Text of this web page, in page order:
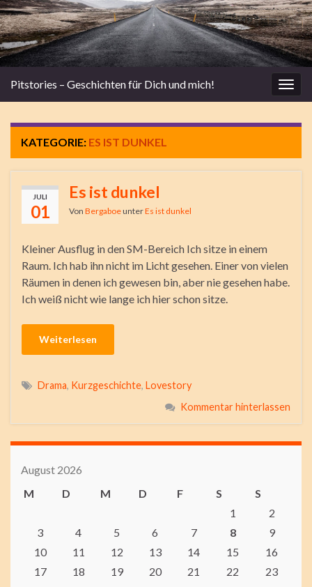
Pitstories – Geschichten für Dich und mich!
KATEGORIE: ES IST DUNKEL
JULI
01
Es ist dunkel
Von BergaboeunterEs ist dunkel
Kleiner Ausflug in den SM-Bereich Ich sitze in einem
Raum. Ich hab ihn nicht im Licht gesehen. Einer von vielen
Räumen in denen ich gewesen bin, aber nie gesehen habe.
Ich weiß nicht wie lange ich hier schon sitze.
Weiterlesen
Drama, Kurzgeschichte, Lovestory
Kommentar hinterlassen
August 2026
M
D M D F S
S
1
2
3
4 5 6 7 8
9
10
11 12 13 14 15
16
17
18 19 20 21 22
23